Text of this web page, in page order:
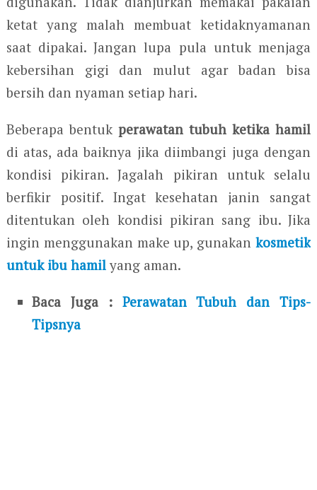
ketat yang malah membuat ketidaknyamanan
saat dipakai. Jangan lupa pula untuk menjaga
kebersihan gigi dan mulut agar badan bisa
bersih dan nyaman setiap hari.
Beberapa bentuk perawatan tubuh ketika hamil
di atas, ada baiknya jika diimbangi juga dengan
kondisi pikiran. Jagalah pikiran untuk selalu
berfikir positif. Ingat kesehatan janin sangat
ditentukan oleh kondisi pikiran sang ibu. Jika
ingin menggunakan make up, gunakankosmetik
untuk ibu hamilyang aman.
Baca Juga : Perawatan Tubuh dan Tips-
Tipsnya